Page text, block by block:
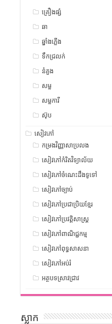
គ្រឿងផ្សំ
ឆា
ឆ្នាំងភ្លើង
ទឹកជ្រលក់
នំគួង
សម្ល
សម្លការី
ស៊ុប
សៀវភៅ
កម្រងវិញ្ញាសាប្រលង
សៀវភៅកំរិតវិទ្យាល័យ
សៀវភៅចំណេះដឹងទូទៅ
សៀវភៅច្បាប់
សៀវភៅប្រជាប្រិយខ្មែរ
សៀវភៅប្រវត្តិសាស្រ្ត
សៀវភៅពាណិជ្ជកម្ម
សៀវភៅពុទ្ធសាសនា
សៀវភៅអប់រំ
អត្ថបទស្រាវជ្រាវ
ស្លាក